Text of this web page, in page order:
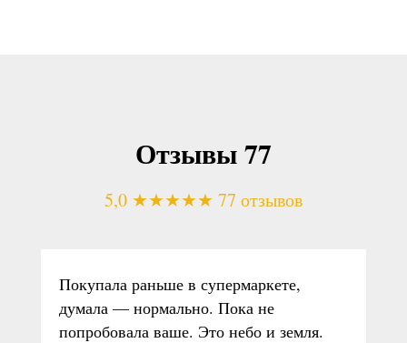
Отзывы 77
5,0 ★★★★★ 77 отзывов
Покупала раньше в супермаркете,
думала — нормально. Пока не
попробовала ваше. Это небо и земля.